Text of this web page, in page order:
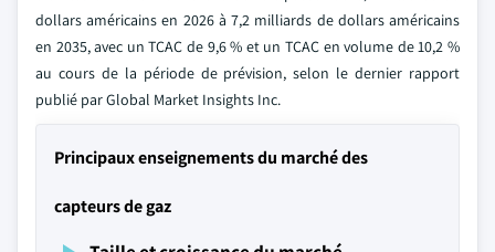
dollars américains en 2026 à 7,2 milliards de dollars américains
en 2035, avec un TCAC de 9,6 % et un TCAC en volume de 10,2 %
au cours de la période de prévision, selon le dernier rapport
publié par Global Market Insights Inc.
Principaux enseignements du marché des
capteurs de gaz